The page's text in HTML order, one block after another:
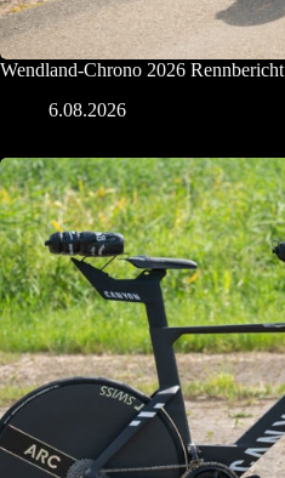
Wendland-Chrono 2026 Rennbericht
6.08.2026